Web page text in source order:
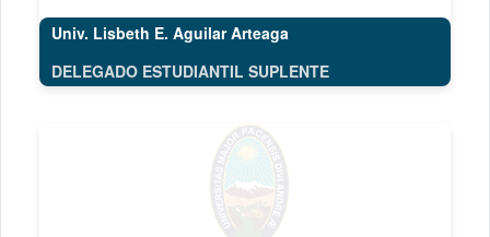
Univ. Lisbeth E. Aguilar Arteaga
DELEGADO ESTUDIANTIL SUPLENTE